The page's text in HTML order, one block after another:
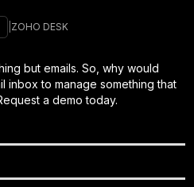
ZOHO DESK